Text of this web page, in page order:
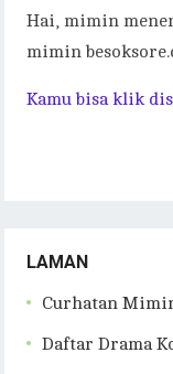
Hai, mimin
mimin
Kamu bisa klik
LAMAN
Curhatan
Daftar Drama